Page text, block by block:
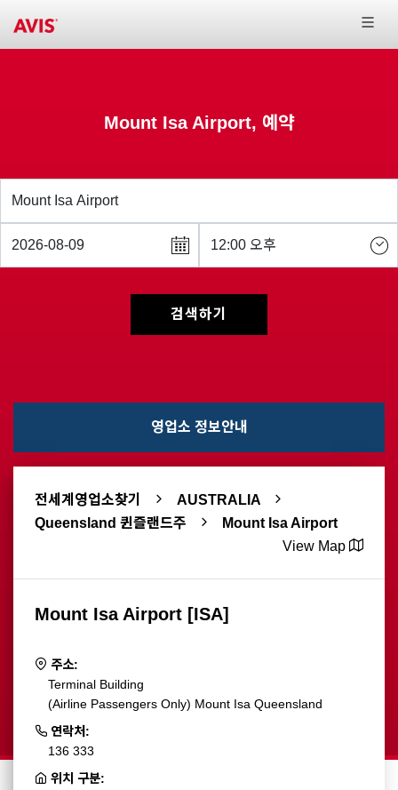
Mount Isa Airport, 예약
검색하기
영업소 정보안내
전세계영업소찾기
AUSTRALIA
Queensland 퀸즐랜드주
Mount Isa Airport
View Map
Mount Isa Airport [ISA]
주소:
Terminal Building
(Airline Passengers Only) Mount Isa Queensland
연락처:
136 333
위치 구분: